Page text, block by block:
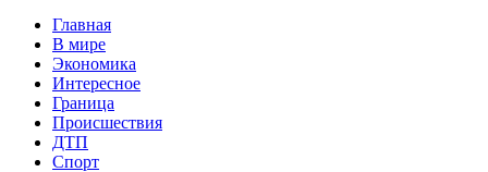
Главная
В мире
Экономика
Интересное
Граница
Происшествия
ДТП
Спорт